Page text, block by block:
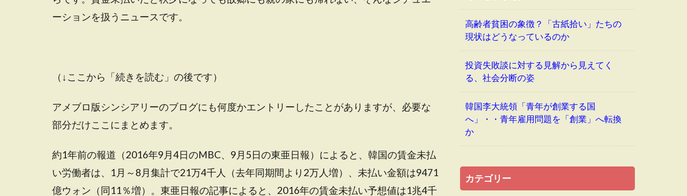
ーションを扱うニュースです。
（↓ここから「続きを読む」の後です）
アメブロ版シンシアリーのブログにも何度かエントリーしたことがありますが、必要な
部分だけここにまとめます。
約1年前の報道（2016年9月4日のMBC、9月5日の東亜日報）によると、韓国の賃金未払
い労働者は、1月～8月集計で21万4千人（去年同期間より2万人増）、未払い金額は9471
億ウォン（同11％増）。東亜日報の記事によると、2016年の賃金未払い予想値は1兆4千
高齢者貧困の象徴？「古紙拾い」たちの
現状はどうなっているのか
投資失敗談に対する見解から見えてく
る、社会分断の姿
韓国李大統領「青年が創業する国
へ」・・青年雇用問題を「創業」へ転換
か
カテゴリー